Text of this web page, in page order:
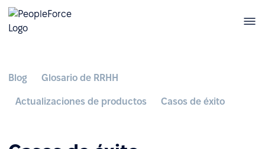
Blog Glosario de RRHH
Actualizaciones de productos Casos de éxito